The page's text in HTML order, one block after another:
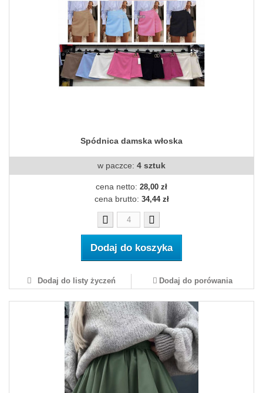
Spódnica damska włoska
w paczce: 4 sztuk
cena netto: 28,00 zł
cena brutto: 34,44 zł
Dodaj do koszyka
Dodaj do listy życzeń Dodaj do porówania